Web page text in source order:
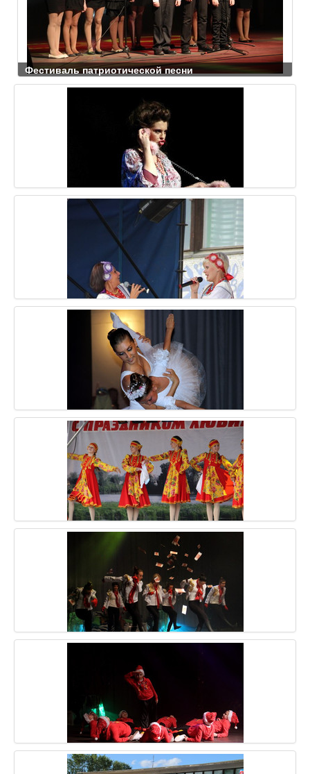
Фестиваль патриотической песни